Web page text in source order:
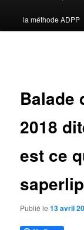
contenu
la méthode ADPP
Balade
2018
est ce
Publié le13 avril